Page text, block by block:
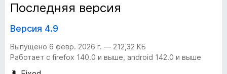
o
и
й
«
Последняя версия
Версия 4.9
Выпущено 6 февр. 2026 г. — 212,32 КБ
Работает с firefox 140.0 и выше, android 142.0 и выше